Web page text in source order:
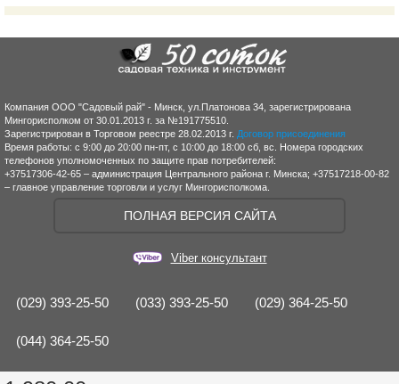
Компания ООО "Садовый рай" - Минск, ул.Платонова 34, зарегистрирована
Мингорисполком от 30.01.2013 г. за №191775510.
Зарегистрирован в Торговом реестре 28.02.2013 г. Договор присоединения
Время работы: с 9:00 до 20:00 пн-пт, с 10:00 до 18:00 сб, вс. Номера городских
телефонов уполномоченных по защите прав потребителей:
+37517306-42-65 – администрация Центрального района г. Минска; +37517218-00-82
– главное управление торговли и услуг Мингорисполкома.
ПОЛНАЯ ВЕРСИЯ САЙТА
Viber консультант
(029) 393-25-50 (033) 393-25-50 (029) 364-25-50
(044) 364-25-50